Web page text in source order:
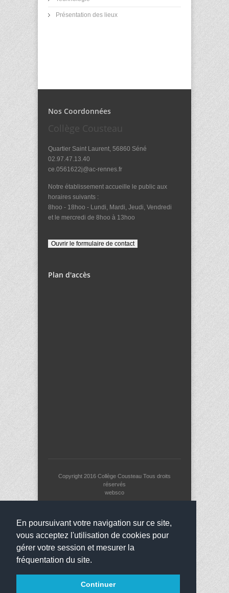
En poursuivant votre navigation sur ce site,
vous acceptez l'utilisation de cookies pour
gérer votre session et mesurer la
fréquentation du site.
Continuer
Présentation des lieux
Nos Coordonnées
Collège Cousteau
Quartier Saint Laurent, 56860 Séné
02.97.47.13.40
ce.0561622j@ac-rennes.fr
Notre établissement accueille le public aux
horaires suivants :
8hoo - 18hoo - Lundi, Mardi, Jeudi, Vendredi
et le mercredi de 8hoo à 13hoo
Plan d'accès
Copyright 2016 Collège Cousteau Tous droits
réservés
websco